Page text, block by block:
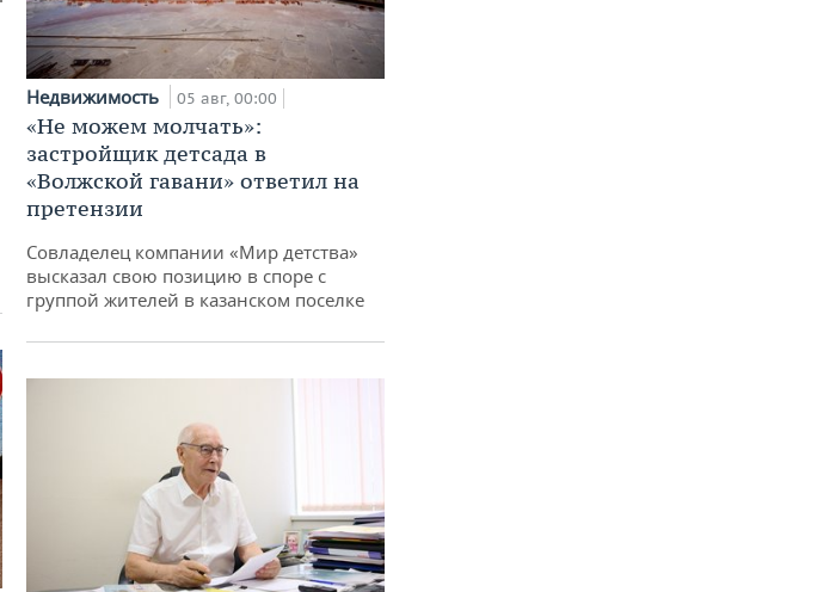
Недвижимость 05 авг, 00:00
«Не можем молчать»:
застройщик детсада в
«Волжской гавани» ответил на
претензии
Совладелец компании «Мир детства»
высказал свою позицию в споре с
группой жителей в казанском поселке